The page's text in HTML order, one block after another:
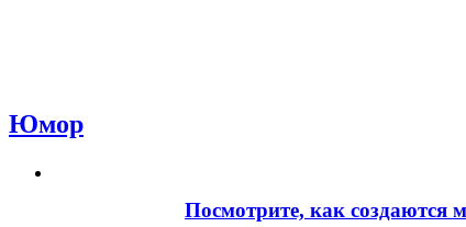
Юмор
Посмотрите, как создаются